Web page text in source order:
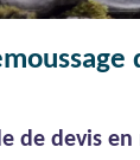
de devis